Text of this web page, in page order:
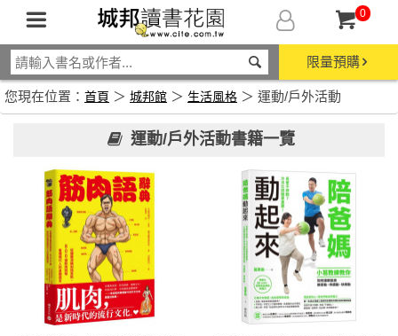
0
限量預購
您現在位置： 首頁 ＞ 城邦館 ＞ 生活風格 ＞ 運動/戶外活動
運動/戶外活動書籍一覽